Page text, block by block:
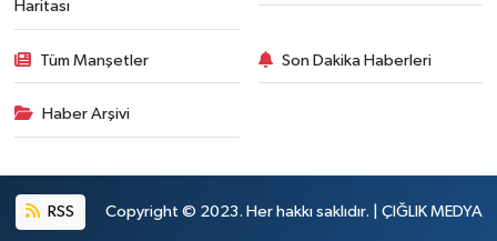
Haritası
Tüm Manşetler Son Dakika Haberleri
Haber Arşivi
RSS Copyright © 2023. Her hakkı saklıdır. | ÇIĞLIK MEDYA